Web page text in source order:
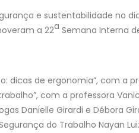
e sustentabilidade no
a 22a Semana Interna
dicas de ergonomia”, com a
com a professora
Danielle Girardi e Débora
do Trabalho Nayan